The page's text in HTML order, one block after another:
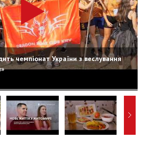
чемпіонат України з веслування